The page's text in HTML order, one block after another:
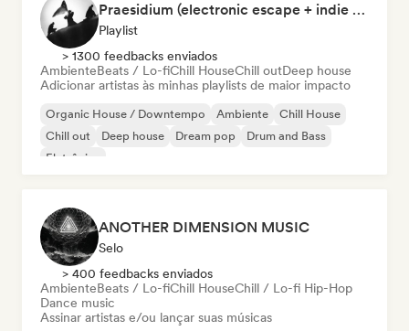
Praesidium (electronic escape + indie electronic + sad songs for doomers)
Playlist
> 1300 feedbacks enviados
AmbienteBeats / Lo-fiChill HouseChill outDeep house
Adicionar artistas às minhas playlists de maior impacto
Organic House / Downtempo Ambiente
Chill House
Chill out
Deep house Dream pop
Drum and Bass
Eletrônica
ANOTHER DIMENSION MUSIC
Selo
> 400 feedbacks enviados
AmbienteBeats / Lo-fiChill HouseChill / Lo-fi Hip-Hop
Dance music
Assinar artistas e/ou lançar suas músicas